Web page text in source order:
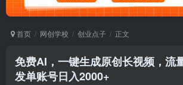
首页 网创学校 创业点子 正文
免费AI，一键生成原创长视频，流
发单账号日入2000+